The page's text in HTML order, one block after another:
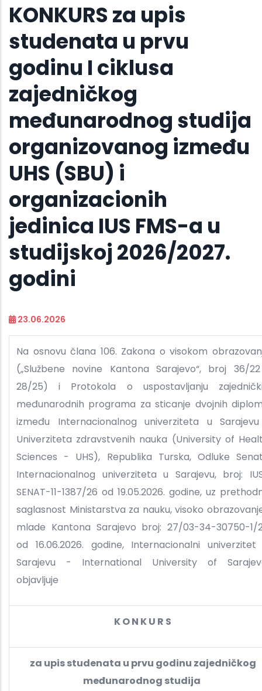
KONKURS za upis
studenata u prvu
godinu I ciklusa
zajedničkog
međunarodnog studija
organizovanog između
UHS (SBU) i
organizacionih
jedinica IUS FMS-a u
studijskoj 2026/2027.
godini
23.06.2026
Na osnovu člana 106. Zakona o visokom
(„Službene novine Kantona Sarajevo“, broj 36/
28/25) i Protokola o uspostavljanju
međunarodnih programa za sticanje dvojnih
između Internacionalnog univerziteta u
Univerziteta zdravstvenih nauka (University of
Sciences - UHS), Republika Turska, Odluke
Internacionalnog univerziteta u Sarajevu, broj:
SENAT-11-1387/26 od 19.05.2026. godine, uz
saglasnost Ministarstva za nauku, visoko
mlade Kantona Sarajevo broj: 27/03-34-30750-1/
od 16.06.2026. godine, Internacionalni
Sarajevu - International University of
objavljuje
K O N K U R S
za upis studenata u prvu godinu zajedničkog
međunarodnog studija